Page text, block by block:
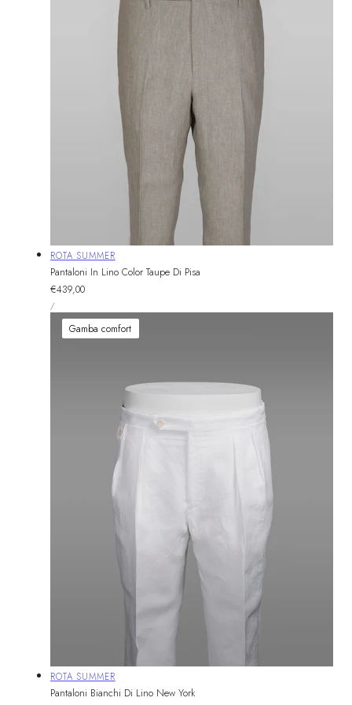
Fornitore:
ROTA SUMMER
Pantaloni In Lino Color Taupe Di Pisa
Prezzo
normale
€439,00
PREZZO
UNITARIO
/PER
Gamba comfort
Fornitore:
ROTA SUMMER
Pantaloni Bianchi Di Lino New York